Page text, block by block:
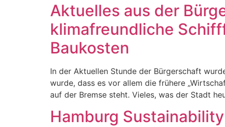
Aktuelles aus der
klimafreundliche
Baukosten
In der Aktuellen Stunde der Bürgerschaft
wurde, dass es vor allem die frühere
auf der Bremse steht. Vieles, was der Stadt
Hamburg